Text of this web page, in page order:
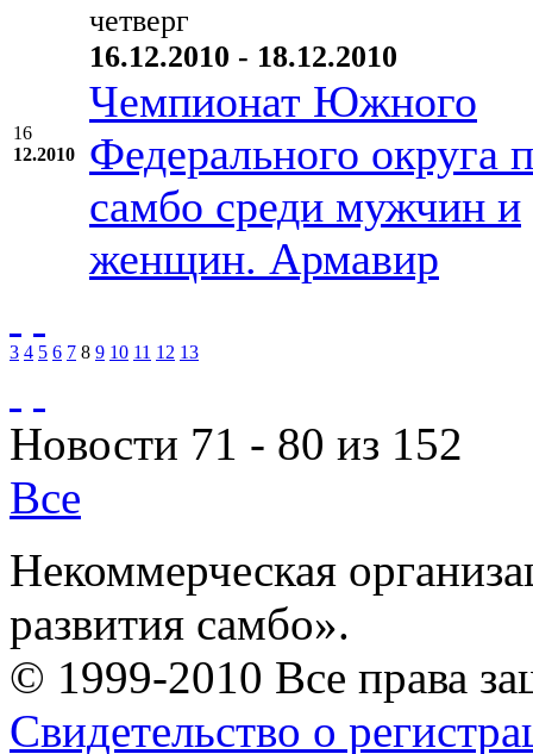
16
12.2010
четверг
16.12.2010 - 18.12.2010
Чемпионат Южного
Федерального округа
самбо среди мужчин и
женщин. Армавир
3 4 5 6 7 8 9 10 11 12 13
Новости 71 - 80 из 152
Все
Некоммерческая
развития самбо».
© 1999-2010 Все права
Свидетельство о